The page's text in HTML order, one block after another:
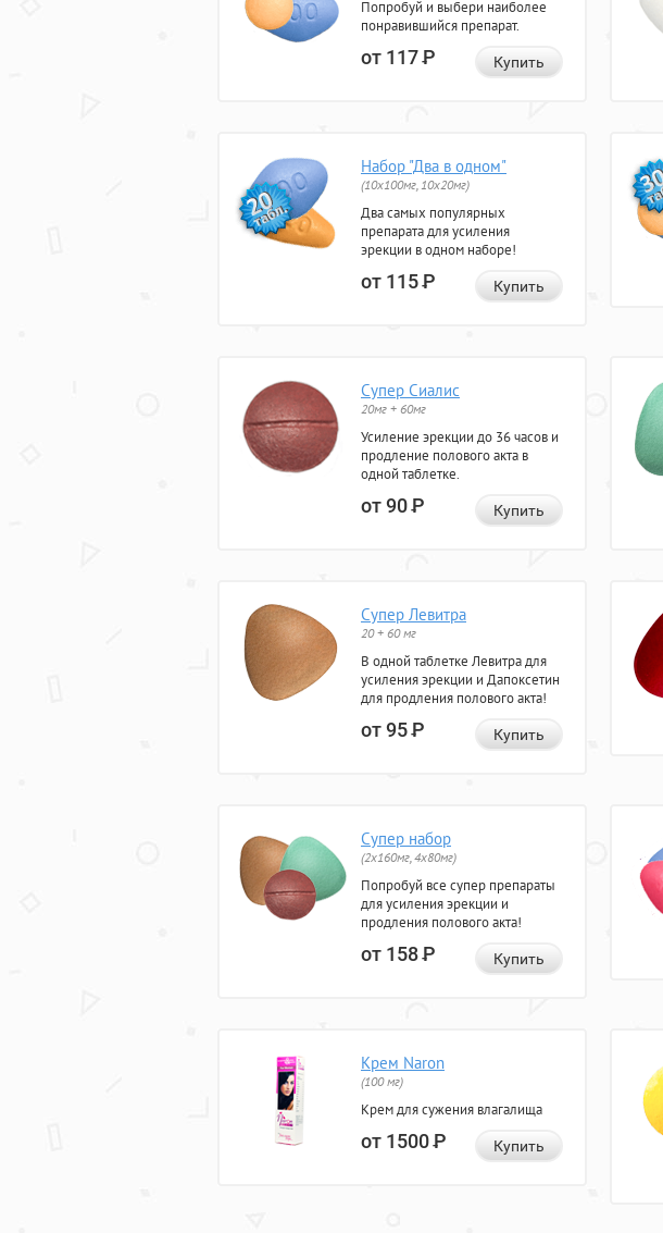
Попробуй и выбери наиболее
понравившийся препарат.
от 117Р Купить
Набор "Два в одном"
(10x100мг, 10x20мг)
Два самых популярных
препарата для усиления
эрекции в одном наборе!
от 115Р Купить
Супер Сиалис
20мг + 60мг
Усиление эрекции до 36 часов и
продление полового акта в
одной таблетке.
от 90Р Купить
Супер Левитра
20 + 60 мг
В одной таблетке Левитра для
усиления эрекции и Дапоксетин
для продления полового акта!
от 95Р Купить
Супер набор
(2х160мг, 4х80мг)
Попробуй все супер препараты
для усиления эрекции и
продления полового акта!
от 158Р Купить
Крем Naron
(100 мг)
Крем для сужения влагалища
от 1500Р Купить